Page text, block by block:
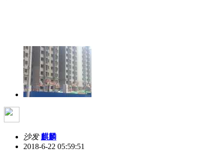
沙发 麒麟
2018-6-22 05:59:51